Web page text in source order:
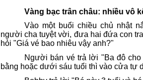
Vàng bạc trân châu: nhiều vô
Vào một buổi chiều chủ nhật
người cha tuyệt vời, đưa hai đứa con
hỏi "Giá vé bao nhiêu vậy anh?"
Người bán vé trả lời "Ba đô
bằng hoặc dưới sáu tuổi thì vào cửa tự